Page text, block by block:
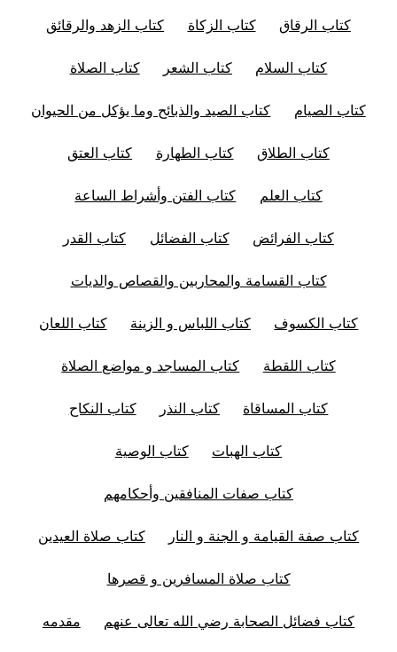
كتاب الرقاق كتاب الزكاة كتاب الزهد والرقائق
كتاب السلام كتاب الشعر كتاب الصلاة
كتاب الصيام كتاب الصيد والذبائح وما يؤكل من الحيوان
كتاب الطلاق كتاب الطهارة كتاب العتق
كتاب العلم كتاب الفتن وأشراط الساعة
كتاب الفرائض كتاب الفضائل كتاب القدر
كتاب القسامة والمحاربين والقصاص والديات
كتاب الكسوف كتاب اللباس و الزينة كتاب اللعان
كتاب اللقطة كتاب المساجد و مواضع الصلاة
كتاب المساقاة كتاب النذر كتاب النكاح
كتاب الهبات كتاب الوصية
كتاب صفات المنافقين وأحكامهم
كتاب صفة القيامة و الجنة و النار كتاب صلاة العيدين
كتاب صلاة المسافرين و قصرها
كتاب فضائل الصحابة رضي الله تعالى عنهم مقدمه